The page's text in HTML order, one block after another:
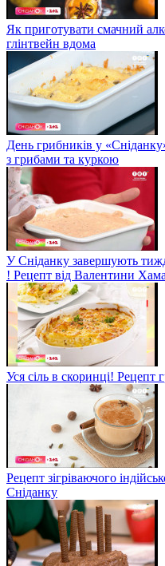
Як приготувати смачний
глінтвейн вдома
День грибників у
з грибами та куркою
У Сніданку завершують
! Рецепт від Валентини
Уся сіль в скоринці! Рецепт
Рецепт зігріваючого
Сніданку